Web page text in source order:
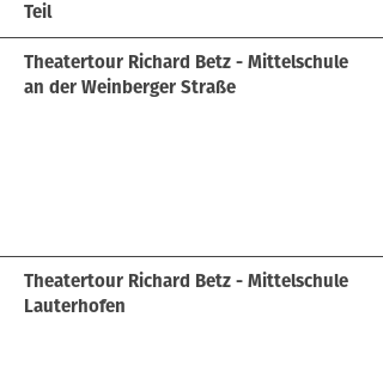
Teil
Theatertour Richard Betz - Mittelschule
an der Weinberger Straße
Theatertour Richard Betz - Mittelschule
Lauterhofen